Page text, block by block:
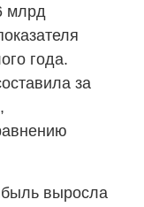
млрд
года.
за
выросла